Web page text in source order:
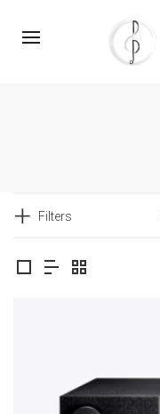
Filters